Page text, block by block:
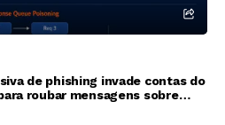
de phishing invade contas do
roubar mensagens sobre
e finanças